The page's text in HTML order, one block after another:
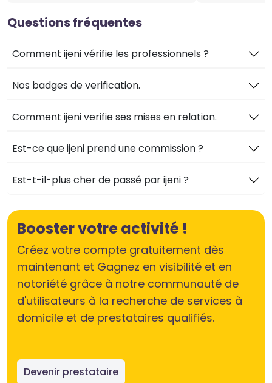
Questions fréquentes
Comment ijeni vérifie les professionnels ?
Nos badges de verification.
Comment ijeni verifie ses mises en relation.
Est-ce que ijeni prend une commission ?
Est-t-il-plus cher de passé par ijeni ?
Booster votre activité !
Créez votre compte gratuitement dès
maintenant et Gagnez en visibilité et en
notoriété grâce à notre communauté de
d'utilisateurs à la recherche de services à
domicile et de prestataires qualifiés.
Devenir prestataire